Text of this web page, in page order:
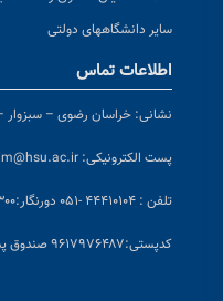
سایر دانشگاههای دولتی
اطلاعات تماس
نشانی: خراسان رضوی – سبزوار
پست الکترونیکی:
تلفن : ۴۴۴۱۰۱۰۴ -۰۵۱ دورنگار:۴۴۴۱۰۳۰۰ -۰۵۱
کدپستی:۹۶۱۷۹۷۶۴۸۷ صندوق پستی:۳۹۷